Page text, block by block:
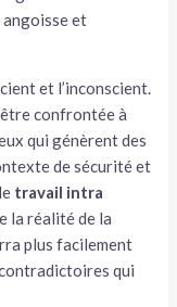
angoisse et
et l’inconscient.
confrontée à
qui génèrent des
de sécurité et
travail intra
la réalité de la
plus facilement
qui